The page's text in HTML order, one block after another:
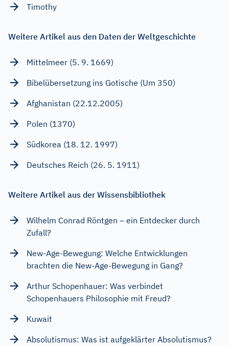
Timothy
Weitere Artikel aus den Daten der Weltgeschichte
Mittelmeer (5. 9. 1669)
Bibelübersetzung ins Gotische (Um 350)
Afghanistan (22.12.2005)
Polen (1370)
Südkorea (18. 12. 1997)
Deutsches Reich (26. 5. 1911)
Weitere Artikel aus der Wissensbibliothek
Wilhelm Conrad Röntgen – ein Entdecker durch
Zufall?
New-Age-Bewegung: Welche Entwicklungen
brachten die New-Age-Bewegung in Gang?
Arthur Schopenhauer: Was verbindet
Schopenhauers Philosophie mit Freud?
Kuwait
Absolutismus: Was ist aufgeklärter Absolutismus?